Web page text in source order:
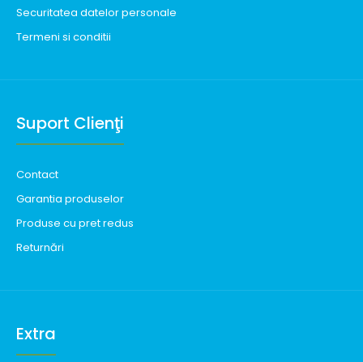
Securitatea datelor personale
Termeni si conditii
Suport Clienţi
Contact
Garantia produselor
Produse cu pret redus
Returnări
Extra